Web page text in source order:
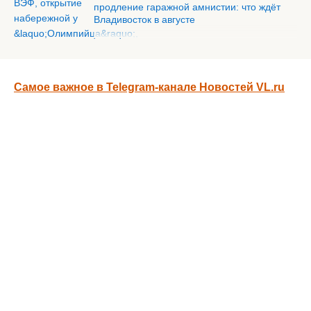
продление гаражной амнистии: что ждёт
Владивосток в августе
Самое важное в Telegram-канале Новостей VL.ru